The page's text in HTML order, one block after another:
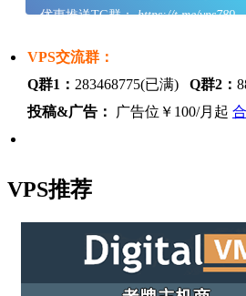
优惠推送TG群：https://t.me/vps789
VPS交流群：
Q群1： 283468775(已满) Q群2：
投稿&广告：
广告位￥100/月起
VPS推荐